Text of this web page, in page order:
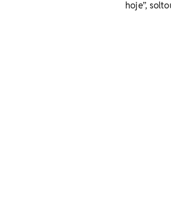
hoje”,